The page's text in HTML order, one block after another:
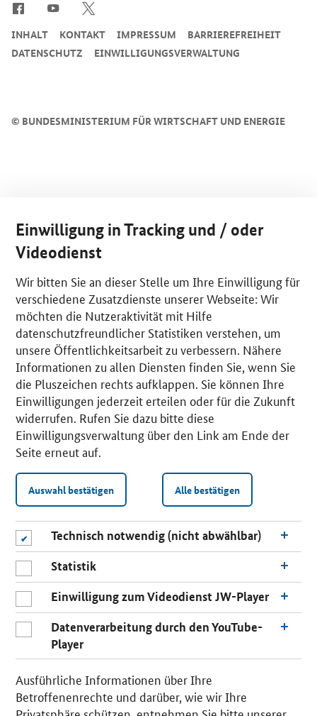
n
© BUNDESMINISTERIUM FÜR WIRTSCHAFT UND ENERGIE
INHALT KONTAKT IMPRESSUM
BARRIEREFREIHEIT
DATENSCHUTZ
EINWILLIGUNGSVERWALTUNG
Einwilligung in Tracking und / oder
Videodienst
Wir bitten Sie an dieser Stelle um Ihre Einwilligung für
verschiedene Zusatzdienste unserer Webseite: Wir
möchten die Nutzeraktivität mit Hilfe
datenschutzfreundlicher Statistiken verstehen, um
unsere Öffentlichkeitsarbeit zu verbessern. Nähere
Informationen zu allen Diensten finden Sie, wenn Sie
die Pluszeichen rechts aufklappen. Sie können Ihre
Einwilligungen jederzeit erteilen oder für die Zukunft
widerrufen. Rufen Sie dazu bitte diese
Einwilligungsverwaltung über den Link am Ende der
Seite erneut auf.
Auswahl bestätigen Alle bestätigen
Technisch notwendig (nicht abwählbar)
Statistik
Einwilligung zum Videodienst JW-Player
Datenverarbeitung durch den YouTube-
Player
Ausführliche Informationen über Ihre
Betroffenenrechte und darüber, wie wir Ihre